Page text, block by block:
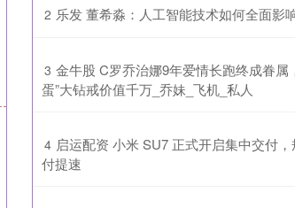
2 乐发 董希淼：人工智能技术如何全面影
3 金牛股 C罗乔治娜9年爱情长跑终成眷属
蛋”大钻戒价值千万_乔妹_飞机_私人
4 启运配资 小米 SU7 正式开启集中交付
付提速